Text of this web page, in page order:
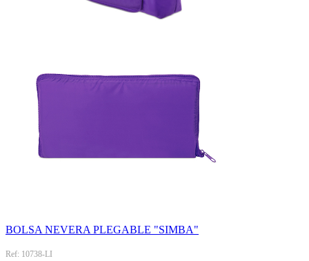
BOLSA NEVERA PLEGABLE "SIMBA"
Ref: 10738-LI